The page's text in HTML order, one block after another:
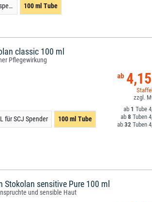
1 L unparfümiert für Neptunspender 100 ml Tube
classic 100 ml
Pflegewirkung
für SCJ Spender 100 ml Tube
1
8
32
Stokolan sensitive Pure 100 ml
und sensible Haut